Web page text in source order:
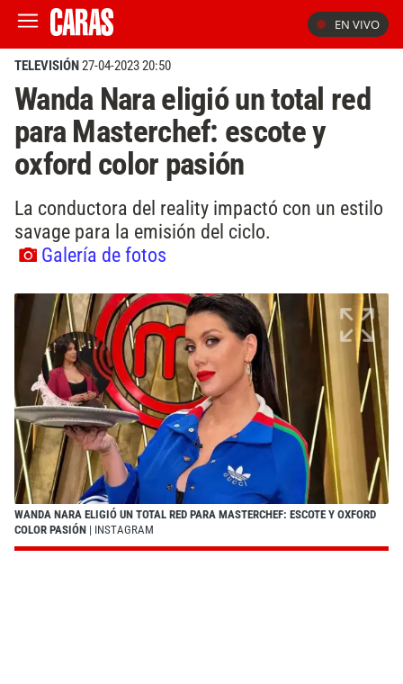
EN VIVO
TELEVISIÓN27-04-2023 20:50
Wanda Nara eligió un total red
para Masterchef: escote y
oxford color pasión
La conductora del reality impactó con un estilo
savage para la emisión del ciclo.
Galería de fotos
WANDA NARA ELIGIÓ UN TOTAL RED PARA MASTERCHEF: ESCOTE Y OXFORD
COLOR PASIÓN | INSTAGRAM